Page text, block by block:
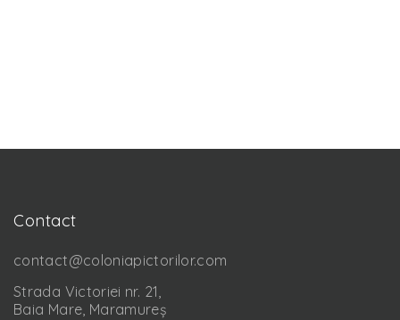
Contact
contact@coloniapictorilor.com
Strada Victoriei nr. 21,
Baia Mare, Maramureș